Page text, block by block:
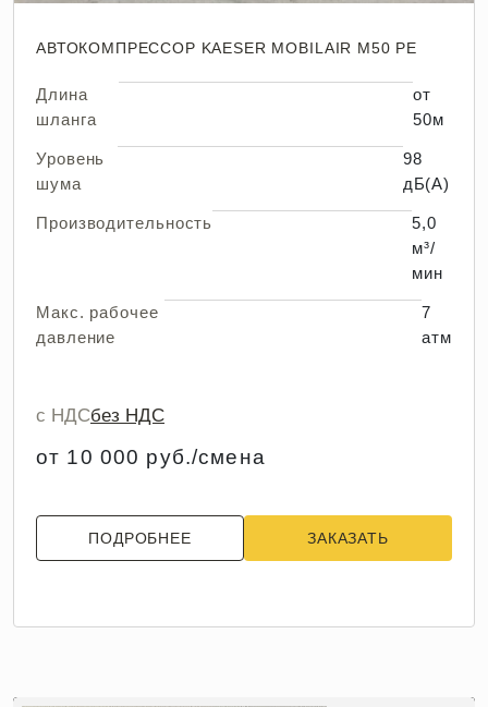
АВТОКОМПРЕССОР KAESER MOBILAIR M50 PE
Длина
шланга
от
50м
Уровень
шума
98
дБ(А)
Производительность
5,0
м³/
мин
Макс. рабочее
давление
7
атм
с НДСбез НДС
от 10 000 руб./смена
ПОДРОБНЕЕ ЗАКАЗАТЬ